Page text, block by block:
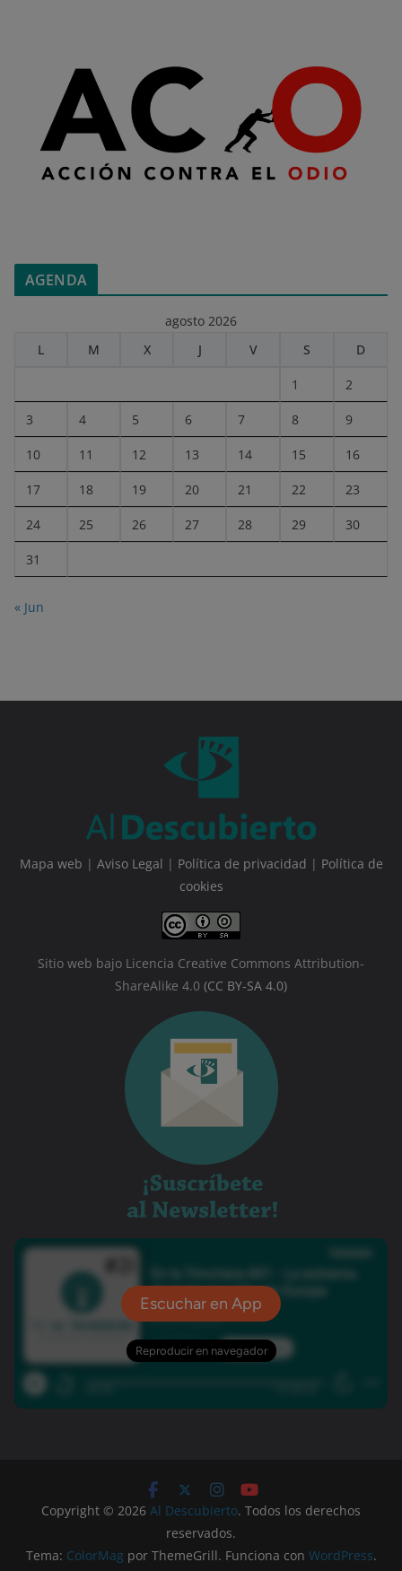
AGENDA
agosto 2026
L
M X J V S D
1 2
3 4 5 6 7 8 9
10 11 12 13 14 15 16
17 18 19 20 21 22 23
24 25 26 27 28 29 30
31
« Jun
Mapa web | Aviso Legal | Política de privacidad | Política de
cookies
Sitio web bajo Licencia Creative Commons Attribution-
ShareAlike 4.0 (CC BY-SA 4.0)
Copyright © 2026 Al Descubierto. Todos los derechos
reservados.
Tema: ColorMag por ThemeGrill. Funciona con WordPress.